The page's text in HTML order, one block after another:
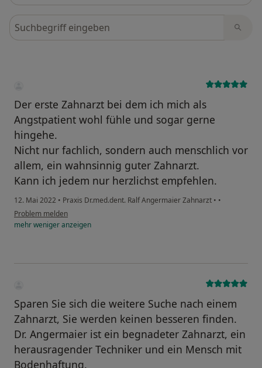
Bewertungen durchsuchen
Der erste Zahnarzt bei dem ich mich als
Angstpatient wohl fühle und sogar gerne
hingehe.
Nicht nur fachlich, sondern auch menschlich vor
allem, ein wahnsinnig guter Zahnarzt.
Kann ich jedem nur herzlichst empfehlen.
12. Mai 2022 • Praxis Dr.med.dent. Ralf Angermaier Zahnarzt • •
Problem melden
mehrwenigeranzeigen
Sparen Sie sich die weitere Suche nach einem
Zahnarzt, Sie werden keinen besseren finden.
Dr. Angermaier ist ein begnadeter Zahnarzt, ein
herausragender Techniker und ein Mensch mit
Bodenhaftung.